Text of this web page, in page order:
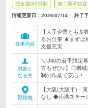
完全週休2日制 第二新卒歓迎
情報更新日：2026/07/14 終了
仕事内容
【大手企業とも
るお仕事 ★まずは
支援充実
対象と
なる方
＼U40の若手限定
方もぜひ♪】◎機械
制の作業で安心！
勤務地
【大阪(大阪市)・
なし ◆南港スチー